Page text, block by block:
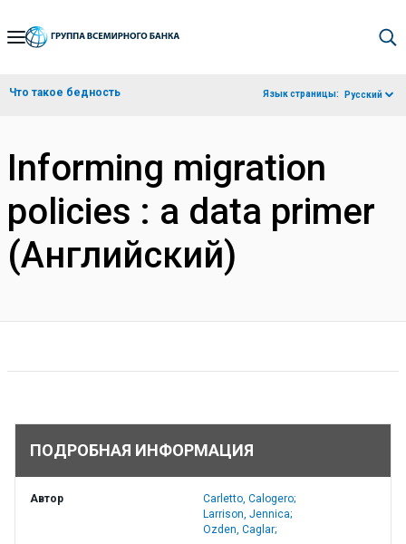
Skip
Navigation
Что такое бедность Язык страницы: Русский
Informing migration
policies : a data primer
(Английский)
ПОДРОБНАЯ ИНФОРМАЦИЯ
Автор
Carletto, Calogero;
Larrison, Jennica;
Ozden, Caglar;